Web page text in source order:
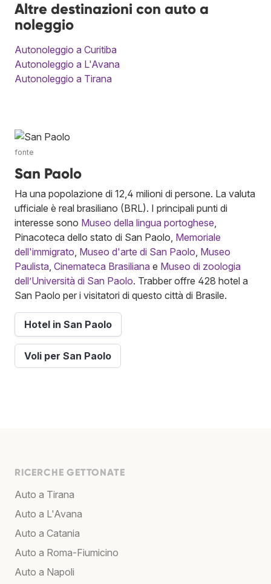
Altre destinazioni con auto a
noleggio
Autonoleggio a Curitiba
Autonoleggio a L'Avana
Autonoleggio a Tirana
fonte
San Paolo
Ha una popolazione di 12,4 milioni di persone. La valuta
ufficiale è real brasiliano (BRL). I principali punti di
interesse sono Museo della lingua portoghese
Pinacoteca dello stato di San Paolo, Memoriale
dell'immigrato Museo d'arte di San Paolo Museo
Paulista Cinemateca Brasiliana e Museo di zoologia
dell’Università di San Paolo. Trabber offre 428 hotel a
San Paolo per i visitatori di questo città di Brasile.
Hotel in San Paolo
Voli per San Paolo
RICERCHE GETTONATE
Auto a Tirana
Auto a L'Avana
Auto a Catania
Auto a Roma-Fiumicino
Auto a Napoli